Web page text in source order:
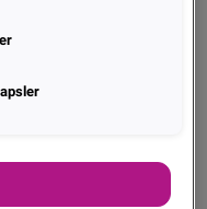
til kreditt driver
i samfunnet.